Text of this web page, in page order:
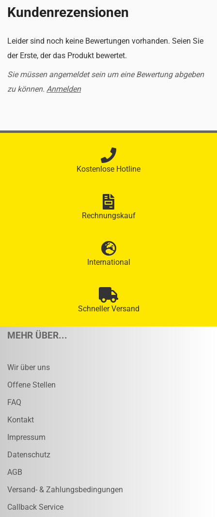
Kundenrezensionen
Leider sind noch keine Bewertungen vorhanden. Seien Sie
der Erste, der das Produkt bewertet.
Sie müssen angemeldet sein um eine Bewertung abgeben
zu können. Anmelden
Kostenlose Hotline
Rechnungskauf
International
Schneller Versand
MEHR ÜBER...
Wir über uns
Offene Stellen
FAQ
Kontakt
Impressum
Datenschutz
AGB
Versand- & Zahlungsbedingungen
Callback Service